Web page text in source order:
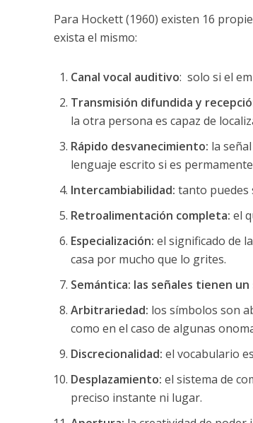
Para Hockett (1960) existen 16
exista el mismo:
Canal vocal auditivo: solo si el
Transmisión difundida y
la otra persona es capaz de
Rápido desvanecimiento: la
lenguaje escrito si es
Intercambiabilidad: tanto puedes
Retroalimentación completa: el
Especialización: el significado de
casa por mucho que lo grites.
Semántica: las señales tienen
Arbitrariedad: los símbolos son
como en el caso de algunas
Discrecionalidad: el vocabulario
Desplazamiento: el sistema de
preciso instante ni lugar.